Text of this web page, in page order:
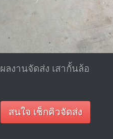
ผลงานจัดส่ง เสากั้นล้อ
สนใจ เช็กคิวจัดส่ง